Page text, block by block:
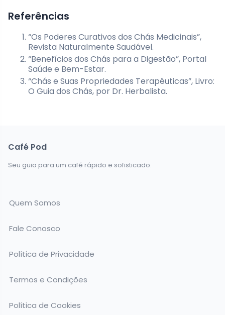
Referências
“Os Poderes Curativos dos Chás Medicinais”,
Revista Naturalmente Saudável.
“Benefícios dos Chás para a Digestão”, Portal
Saúde e Bem-Estar.
“Chás e Suas Propriedades Terapêuticas”, Livro:
O Guia dos Chás, por Dr. Herbalista.
Café Pod
Seu guia para um café rápido e sofisticado.
Quem Somos
Fale Conosco
Política de Privacidade
Termos e Condições
Política de Cookies